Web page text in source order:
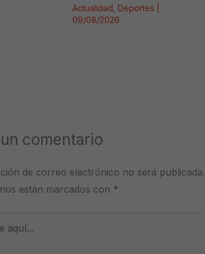
Actualidad Deportes
09/08/2026
comentario
de correo electrónico no será publicada.
están marcados con *